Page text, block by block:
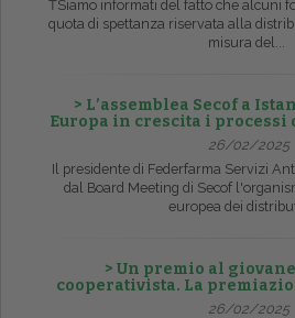
ŤSiamo informati del fatto che alcuni
quota di spettanza riservata alla
misura del...
> L’assemblea Secof a
Europa in crescita i
26/02/2025
Il presidente di Federfarma Servizi
dal Board Meeting di Secof
europea dei
> Un premio al
cooperativista. La
26/02/2025